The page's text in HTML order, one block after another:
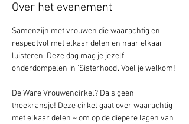
Over het evenement
Samenzijn met vrouwen die waarachtig en
respectvol met elkaar delen en naar elkaar
luisteren. Deze dag mag je jezelf
onderdompelen in 'Sisterhood'. Voel je welkom!
De Ware Vrouwencirkel? Da's geen
theekransje! Deze cirkel gaat over waarachtig
met elkaar delen ~ om op de diepere lagen van